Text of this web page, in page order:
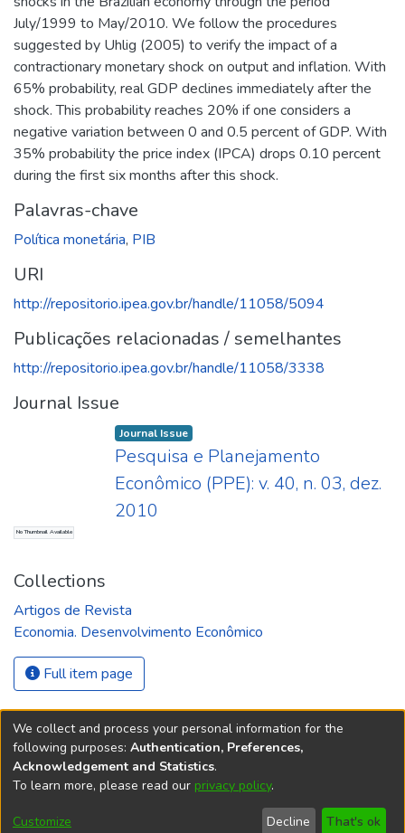
July/1999 to May/2010. We follow the procedures
suggested by Uhlig (2005) to verify the impact of a
contractionary monetary shock on output and inflation. With
65% probability, real GDP declines immediately after the
shock. This probability reaches 20% if one considers a
negative variation between 0 and 0.5 percent of GDP. With
35% probability the price index (IPCA) drops 0.10 percent
during the first six months after this shock.
Palavras-chave
Política monetária, PIB
URI
http://repositorio.ipea.gov.br/handle/11058/5094
Publicações relacionadas / semelhantes
http://repositorio.ipea.gov.br/handle/11058/3338
Journal Issue
No Thumbnail Available
Journal Issue
Pesquisa e Planejamento
Econômico (PPE): v. 40, n. 03, dez.
2010
Collections
Artigos de Revista
Economia. Desenvolvimento Econômico
Full item page
REPOSITÓRIO DO
We collect and process your personal information for the
following purposes: Authentication, Preferences,
Acknowledgement and Statistics.
To learn more, please read our privacy policy.
Customize Decline That's ok